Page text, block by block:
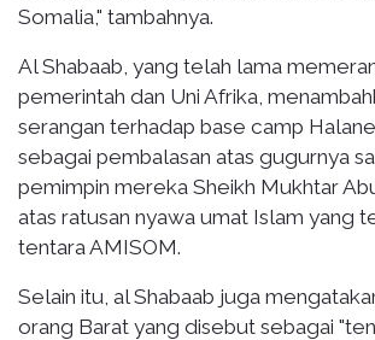
Somalia," tambahnya.
Al Shabaab, yang telah lama
pemerintah dan Uni Afrika,
serangan terhadap base camp
sebagai pembalasan atas gugurnya
pemimpin mereka Sheikh Mukhtar
atas ratusan nyawa umat Islam yang
tentara AMISOM.
Selain itu, al Shabaab juga
orang Barat yang disebut sebagai